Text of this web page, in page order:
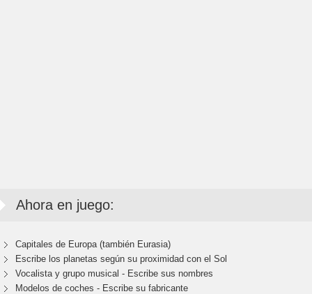
Ahora en juego:
Capitales de Europa (también Eurasia)
Escribe los planetas según su proximidad con el Sol
Vocalista y grupo musical - Escribe sus nombres
Modelos de coches - Escribe su fabricante